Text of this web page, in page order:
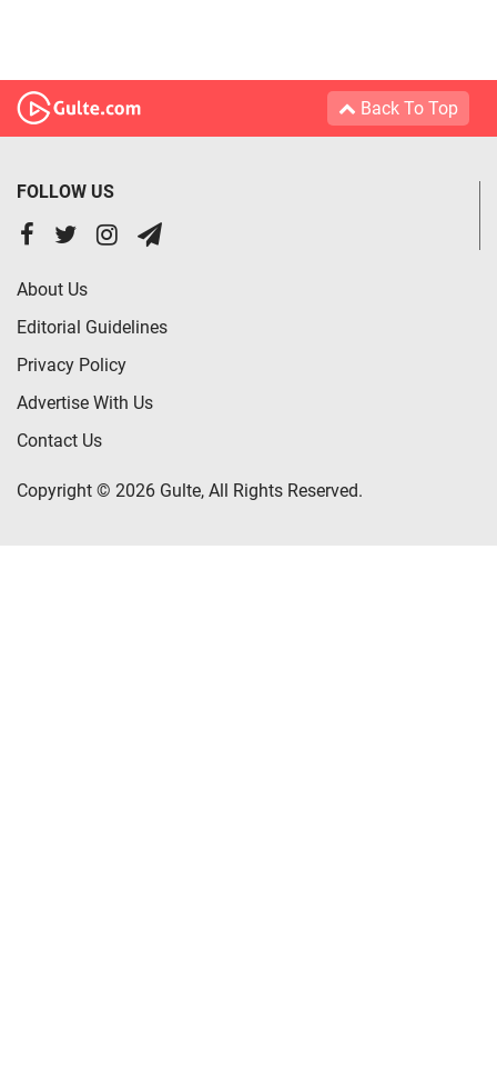
Back To Top
FOLLOW US
About Us
Editorial Guidelines
Privacy Policy
Advertise With Us
Contact Us
Copyright © 2026 Gulte, All Rights Reserved.